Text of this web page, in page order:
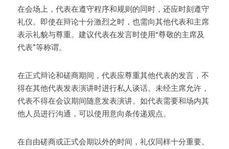
在会场上，代表在遵守程序和规则的同时，还应时刻遵守
礼仪。即使在辩论十分激烈之时，也需向其他代表和主席
表示礼貌与尊重。建议代表在发言时使用“尊敬的主席及
代表”等称谓。
在正式辩论和磋商期间，代表应尊重其他代表的发言，不
得在其他代表发表演讲时进行私人谈话。未经主席允许，
代表不得在会议期间随意发表演讲。如代表需要和场内其
他人员进行沟通，可以使用意向条传递观点。
在自由磋商或正式会期以外的时间，礼仪同样十分重要。